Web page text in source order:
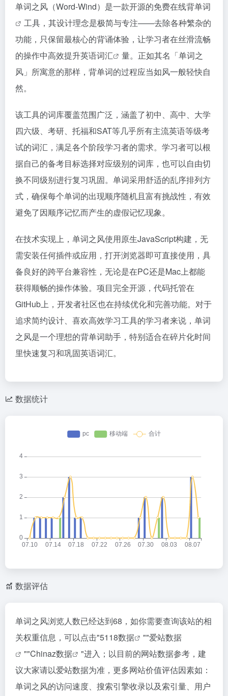
单词之风（Word-Wind）是一款开源的免费在线背单词
工具，其设计理念是极简与专注——去除各种繁杂的
功能，只保留最核心的背诵体验，让学习者在丝滑流畅
的操作中高效提升英语词汇
量。正如其名「单词之
风」所寓意的那样，背单词的过程应当如风一般轻快自
然。
该工具的词库覆盖范围广泛，涵盖了初中、高中、大学
四六级、考研、托福和SAT等几乎所有主流英语等级考
试的词汇，满足各个阶段学习者的需求。学习者可以根
据自己的备考目标选择对应级别的词库，也可以自由切
换不同级别进行复习巩固。单词采用舒适的乱序排列方
式，确保每个单词的出现顺序随机且富有挑战性，有效
避免了因顺序记忆而产生的虚假记忆现象。
在技术实现上，单词之风使用原生JavaScript构建，无
需安装任何插件或应用，打开浏览器即可直接使用，具
备良好的跨平台兼容性，无论是在PC还是Mac上都能
获得顺畅的操作体验。项目完全开源，代码托管在
GitHub上，开发者社区也在持续优化和完善功能。对于
追求简约设计、喜欢高效学习工具的学习者来说，单词
之风是一个理想的背单词助手，特别适合在碎片化时间
里快速复习和巩固英语词汇。
数据统计
数据评估
单词之风浏览人数已经达到68，如你需要查询该站的相
关权重信息，可以点击"5118数据 ""爱站数据
""Chinaz数据
"进入；以目前的网站数据参考，建
议大家请以爱站数据为准，更多网站价值评估因素如：
单词之风的访问速度、搜索引擎收录以及索引量、用户